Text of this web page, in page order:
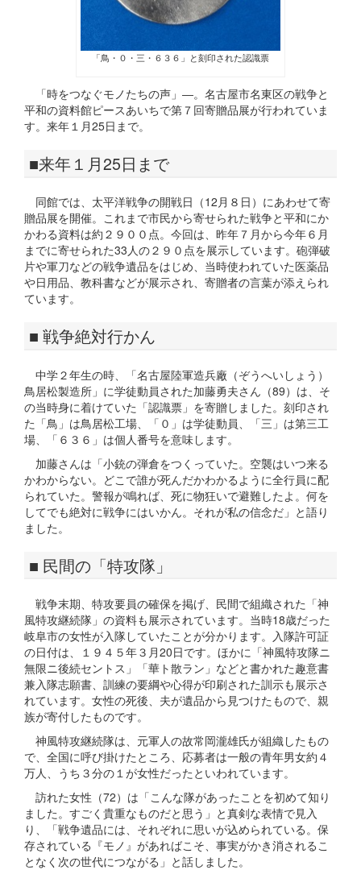
「鳥・０・三・６３６」と刻印された認識票
「時をつなぐモノたちの声」―。名古屋市名東区の戦争と
平和の資料館ピースあいちで第７回寄贈品展が行われていま
す。来年１月25日まで。
■来年１月25日まで
同館では、太平洋戦争の開戦日（12月８日）にあわせて寄
贈品展を開催。これまで市民から寄せられた戦争と平和にか
かわる資料は約２９００点。今回は、昨年７月から今年６月
までに寄せられた33人の２９０点を展示しています。砲弾破
片や軍刀などの戦争遺品をはじめ、当時使われていた医薬品
や日用品、教科書などが展示され、寄贈者の言葉が添えられ
ています。
■ 戦争絶対行かん
中学２年生の時、「名古屋陸軍造兵廠（ぞうへいしょう）
鳥居松製造所」に学徒動員された加藤勇夫さん（89）は、そ
の当時身に着けていた「認識票」を寄贈しました。刻印され
た「鳥」は鳥居松工場、「０」は学徒動員、「三」は第三工
場、「６３６」は個人番号を意味します。
加藤さんは「小銃の弾倉をつくっていた。空襲はいつ来る
かわからない。どこで誰が死んだかわかるように全行員に配
られていた。警報が鳴れば、死に物狂いで避難したよ。何を
してでも絶対に戦争にはいかん。それが私の信念だ」と語り
ました。
■ 民間の「特攻隊」
戦争末期、特攻要員の確保を掲げ、民間で組織された「神
風特攻継続隊」の資料も展示されています。当時18歳だった
岐阜市の女性が入隊していたことが分かります。入隊許可証
の日付は、１９４５年３月20日です。ほかに「神風特攻隊ニ
無限ニ後続セントス」「華ト散ラン」などと書かれた趣意書
兼入隊志願書、訓練の要綱や心得が印刷された訓示も展示さ
れています。女性の死後、夫が遺品から見つけたもので、親
族が寄付したものです。
神風特攻継続隊は、元軍人の故常岡瀧雄氏が組織したもの
で、全国に呼び掛けたところ、応募者は一般の青年男女約４
万人、うち３分の１が女性だったといわれています。
訪れた女性（72）は「こんな隊があったことを初めて知り
ました。すごく貴重なものだと思う」と真剣な表情で見入
り、「戦争遺品には、それぞれに思いが込められている。保
存されている『モノ』があればこそ、事実がかき消されるこ
となく次の世代につながる」と話しました。